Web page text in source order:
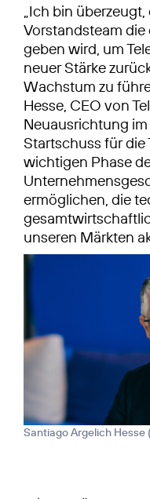
„Ich bin
Vorstandsteam
geben wird, um
neuer Stärke
Wachstum zu
Hesse, CEO von
Neuausrichtung
Startschuss für
wichtigen Phase
ermöglichen, die
unseren Märkten
Santiago Argelich Hesse (